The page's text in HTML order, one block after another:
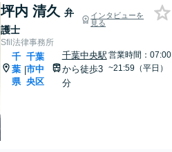
坪内 清久 弁
護士
インタビューを
見る
Sfil法律事務所
千
葉
県
|
千葉
市中
央区
千葉中央駅
から徒歩3
分
営業時間：07:00
~21:59（平日）